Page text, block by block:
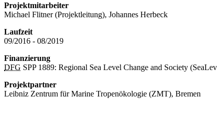
Projektmitarbeiter
Michael Flitner (Projektleitung), Johannes Herbeck
Laufzeit
09/2016 - 08/2019
Finanzierung
DFG SPP 1889: Regional Sea Level Change and Society
Projektpartner
Leibniz Zentrum für Marine Tropenökologie (ZMT), Bremen